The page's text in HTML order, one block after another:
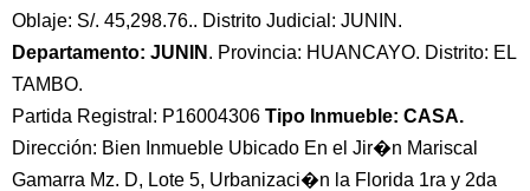
Oblaje: S/. 45,298.76.. Distrito Judicial: JUNIN.
Departamento: JUNIN . Provincia: HUANCAYO. Distrito: EL
TAMBO.
Partida Registral: P16004306 Tipo Inmueble: CASA.
Dirección: Bien Inmueble Ubicado En el Jir�n Mariscal
Gamarra Mz. D, Lote 5, Urbanizaci�n la Florida 1ra y 2da